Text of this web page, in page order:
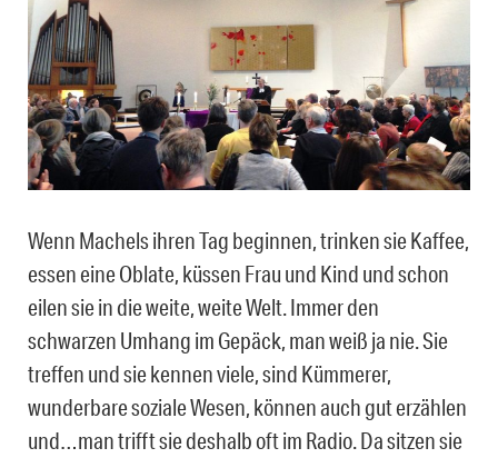
Wenn Machels ihren Tag beginnen, trinken sie Kaffee,
essen eine Oblate, küssen Frau und Kind und schon
eilen sie in die weite, weite Welt. Immer den
schwarzen Umhang im Gepäck, man weiß ja nie. Sie
treffen und sie kennen viele, sind Kümmerer,
wunderbare soziale Wesen, können auch gut erzählen
und…man trifft sie deshalb oft im Radio. Da sitzen sie